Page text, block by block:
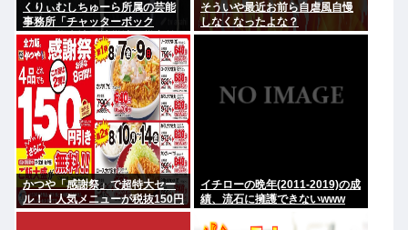
くりぃむしちゅーら所属の芸能
事務所「チャッターボック
ス」、熊本地震被災地に災害義
援金寄付を発表
そういや最近お前ら自虐風自慢
しなくなったよな？
かつや「感謝祭」で超特大セー
ル！！人気メニューが税抜150円
引き！！！
イチローの晩年(2011-2019)の成
績、流石に擁護できないwww